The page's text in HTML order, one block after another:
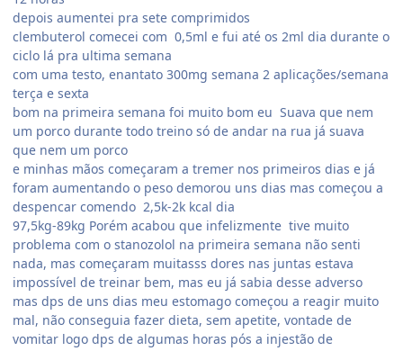
depois aumentei pra sete comprimidos
clembuterol comecei com 0,5ml e fui até os 2ml dia durante o
ciclo lá pra ultima semana
com uma testo, enantato 300mg semana 2 aplicações/semana
terça e sexta
bom na primeira semana foi muito bom eu Suava que nem
um porco durante todo treino só de andar na rua já suava
que nem um porco
e minhas mãos começaram a tremer nos primeiros dias e já
foram aumentando o peso demorou uns dias mas começou a
despencar comendo 2,5k-2k kcal dia
97,5kg-89kg Porém acabou que infelizmente tive muito
problema com o stanozolol na primeira semana não senti
nada, mas começaram muitasss dores nas juntas estava
impossível de treinar bem, mas eu já sabia desse adverso
mas dps de uns dias meu estomago começou a reagir muito
mal, não conseguia fazer dieta, sem apetite, vontade de
vomitar logo dps de algumas horas pós a injestão de